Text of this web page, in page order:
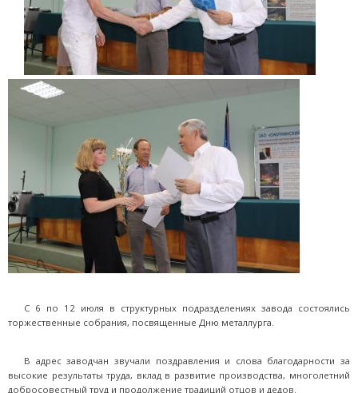
С 6 по 12 июля в структурных подразделениях завода состоялись
торжественные собрания, посвященные Дню металлурга.
В адрес заводчан звучали поздравления и слова благодарности за
высокие результаты труда, вклад в развитие производства, многолетний
добросовестный труд и продолжение традиций отцов и дедов.